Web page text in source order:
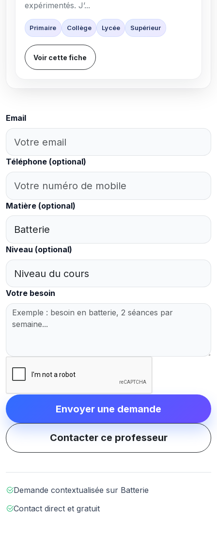
expérimentés. J’...
Primaire Collège Lycée Supérieur
Voir cette fiche
Email
Téléphone (optional)
Matière (optional)
Niveau (optional)
Votre besoin
Envoyer une demande
Contacter ce professeur
Demande contextualisée sur Batterie
Contact direct et gratuit